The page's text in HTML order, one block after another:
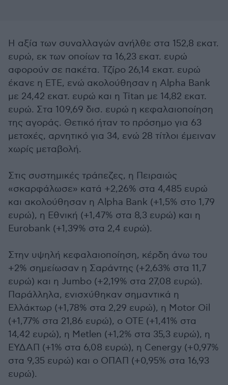
Η αξία των συναλλαγών ανήλθε στα 152,8 εκατ.
ευρώ, εκ των οποίων τα 16,23 εκατ. ευρώ
αφορούν σε πακέτα. Τζίρο 26,14 εκατ. ευρώ
έκανε η ΕΤΕ, ενώ ακολούθησαν η Alpha Bank
με 24,42 εκατ. ευρώ και η Titan με 14,82 εκατ.
ευρώ. Στα 109,69 δισ. ευρώ η κεφαλαιοποίηση
της αγοράς. Θετικό ήταν το πρόσημο για 63
μετοχές, αρνητικό για 34, ενώ 28 τίτλοι έμειναν
χωρίς μεταβολή.
Στις συστημικές τράπεζες, η Πειραιώς
«σκαρφάλωσε» κατά +2,26% στα 4,485 ευρώ
και ακολούθησαν η Alpha Bank (+1,5% στο 1,79
ευρώ), η Εθνική (+1,47% στα 8,3 ευρώ) και η
Eurobank (+1,39% στα 2,4 ευρώ).
Στην υψηλή κεφαλαιοποίηση, κέρδη άνω του
+2% σημείωσαν η Σαράντης (+2,63% στα 11,7
ευρώ) και η Jumbo (+2,19% στα 27,08 ευρώ).
Παράλληλα, ενισχύθηκαν σημαντικά η
Ελλάκτωρ (+1,78% στα 2,29 ευρώ), η Motor Oil
(+1,77% στα 21,86 ευρώ), ο ΟΤΕ (+1,41% στα
14,42 ευρώ), η Metlen (+1,2% στα 35,3 ευρώ), η
ΕΥΔΑΠ (+1% στα 6,08 ευρώ), η Cenergy (+0,97%
στα 9,35 ευρώ) και ο ΟΠΑΠ (+0,95% στα 16,93
ευρώ).